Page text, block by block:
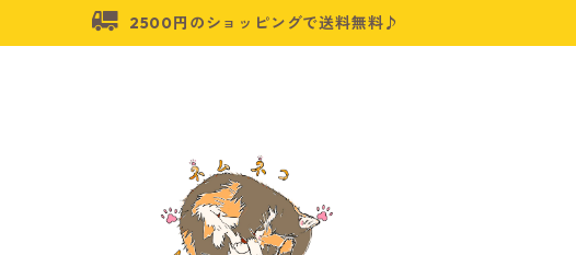
2500円のショッピングで送料無料♪